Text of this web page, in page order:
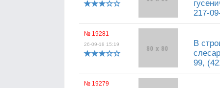
217-
№ 19281
26-09-18 15:19
В
99,
№ 19279